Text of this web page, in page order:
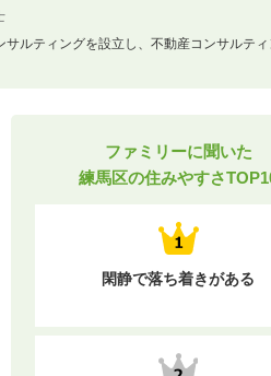
ルティングを設立し、不動産コンサルテ
ファミリーに聞いた
練馬区の住みやすさ
閑静で落ち着きがある